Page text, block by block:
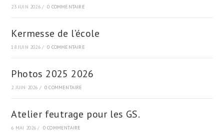
23 JUIN 2026 / 0 COMMENTAIRE
Kermesse de l’école
18 JUIN 2026 / 0 COMMENTAIRE
Photos 2025 2026
2 JUIN 2026 / 0 COMMENTAIRE
Atelier feutrage pour les GS.
6 MAI 2026 / 0 COMMENTAIRE